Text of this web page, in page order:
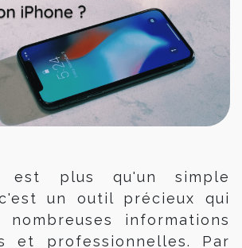
est plus qu'un simple
un outil précieux qui
informations
et professionnelles. Par